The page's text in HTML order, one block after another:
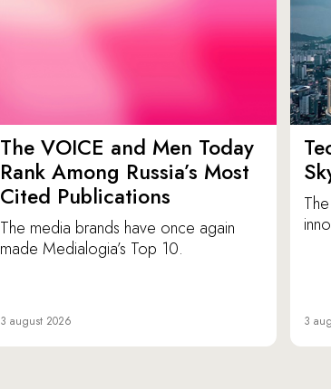
The VOICE and Men Today
Rank Among Russia’s Most
Cited Publications
The media brands have once again
made Medialogia’s Top 10.
3 august 2026 3